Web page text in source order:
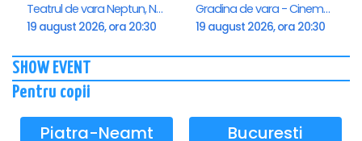
Teatrul de vara Neptun, Neptun
19 august 2026, ora 20:30
Gradina de vara - Cinema Saturn, Saturn
19 august 2026, ora 20:30
SHOW EVENT
Pentru copii
Piatra-Neamt Bucuresti